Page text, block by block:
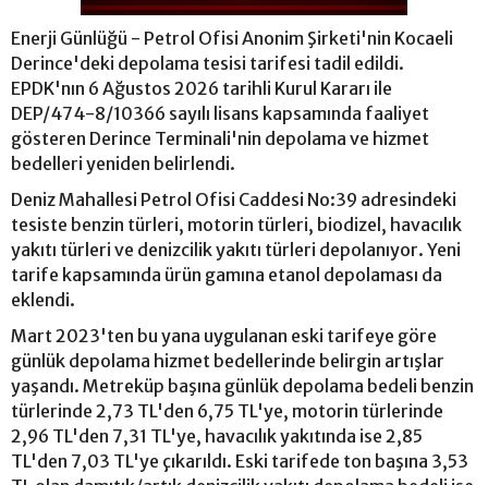
Enerji Günlüğü - Petrol Ofisi Anonim Şirketi'nin Kocaeli
Derince'deki depolama tesisi tarifesi tadil edildi.
EPDK'nın 6 Ağustos 2026 tarihli Kurul Kararı ile
DEP/474-8/10366 sayılı lisans kapsamında faaliyet
gösteren Derince Terminali'nin depolama ve hizmet
bedelleri yeniden belirlendi.
Deniz Mahallesi Petrol Ofisi Caddesi No:39 adresindeki
tesiste benzin türleri, motorin türleri, biodizel, havacılık
yakıtı türleri ve denizcilik yakıtı türleri depolanıyor. Yeni
tarife kapsamında ürün gamına etanol depolaması da
eklendi.
Mart 2023'ten bu yana uygulanan eski tarifeye göre
günlük depolama hizmet bedellerinde belirgin artışlar
yaşandı. Metreküp başına günlük depolama bedeli benzin
türlerinde 2,73 TL'den 6,75 TL'ye, motorin türlerinde
2,96 TL'den 7,31 TL'ye, havacılık yakıtında ise 2,85
TL'den 7,03 TL'ye çıkarıldı. Eski tarifede ton başına 3,53